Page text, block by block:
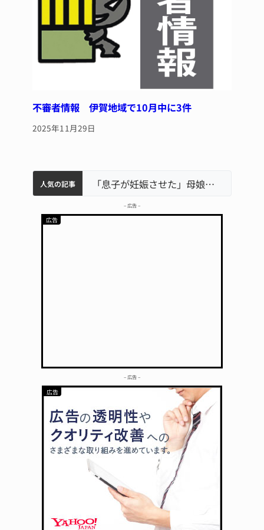
不審者情報 伊賀地域で10月中に3件
2025年11月29日
人気の記事
名張市水道料金47％値上げへ 答申案、審議会で大筋まとまる
中学校の陶壁モニュメント 地元建設会社がボランティアで清掃 伊賀名張市立病院のDMAT、熊本地震の被災地へ 能登以来3回目の派遣 「息子が妊娠させた」母娘だまされ400万円詐欺被害 名張
– 広告 –
– 広告 –